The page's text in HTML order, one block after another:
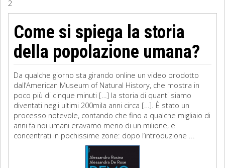
Filosofia
Matematica
Diritto
2
Come si spiega la storia
della popolazione umana?
Da qualche giorno sta girando online un video prodotto
dall’American Museum of Natural History, che mostra in
poco più di cinque minuti […] la storia di quanti siamo
diventati negli ultimi 200mila anni circa […]. È stato un
processo notevole, contando che fino a qualche migliaio di
anni fa noi umani eravamo meno di un milione, e
concentrati in pochissime zone: dopo l’introduzione ...